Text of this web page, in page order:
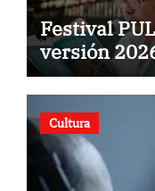
Festival
versión
Cultura